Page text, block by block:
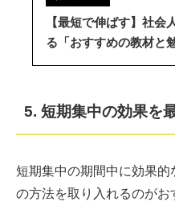
【最短で伸ばす】社会
る「おすすめの教材と
5. 短期集中の効果を
短期集中の期間中に効果
の方法を取り入れるのがお